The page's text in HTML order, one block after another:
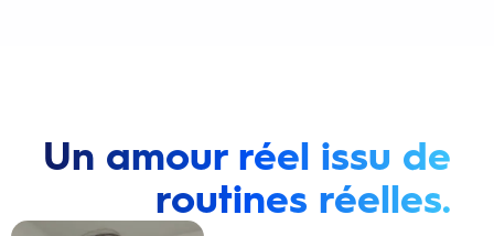
Un amour réel issu de
routines réelles.
Lire la vidéo : Une jeune femme montre comment elle a amélioré l’apparence de ses dents